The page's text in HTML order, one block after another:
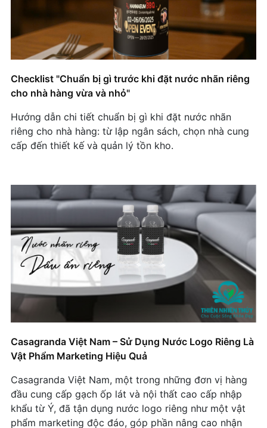
Checklist "Chuẩn bị gì trước khi đặt nước nhãn riêng
cho nhà hàng vừa và nhỏ"
Hướng dẫn chi tiết chuẩn bị gì khi đặt nước nhãn
riêng cho nhà hàng: từ lập ngân sách, chọn nhà cung
cấp đến thiết kế và quản lý tồn kho.
Casagranda Việt Nam – Sử Dụng Nước Logo Riêng Là
Vật Phẩm Marketing Hiệu Quả
Casagranda Việt Nam, một trong những đơn vị hàng
đầu cung cấp gạch ốp lát và nội thất cao cấp nhập
khẩu từ Ý, đã tận dụng nước logo riêng như một vật
phẩm marketing độc đáo, góp phần nâng cao nhận